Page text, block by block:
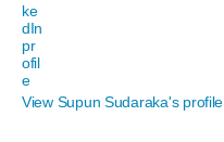
View Supun Sudaraka's profile